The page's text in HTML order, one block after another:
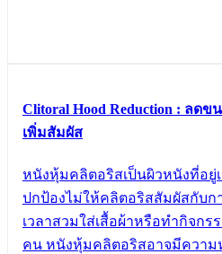
Clitoral Hood Reduction : ลด
เพิ่มสัมผัส
หนังหุ้มคลิตอริสเป็นผิวหนังที่อ
ปกป้องไม่ให้คลิตอริสสัมผัสกับก
เวลาสวมใส่เสื้อผ้าหรือทำกิจกร
คน หนังหุ้มคลิตอริสอาจมีความ